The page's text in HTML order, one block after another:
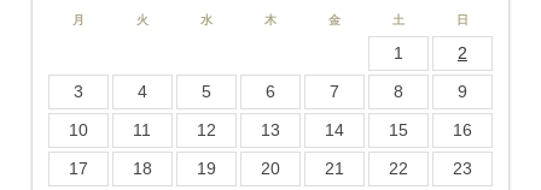
月 火 水 木 金 土 日
1
2
3
4 5 6 7 8
9
10
11 12 13 14 15
16
17
18 19 20 21 22
23